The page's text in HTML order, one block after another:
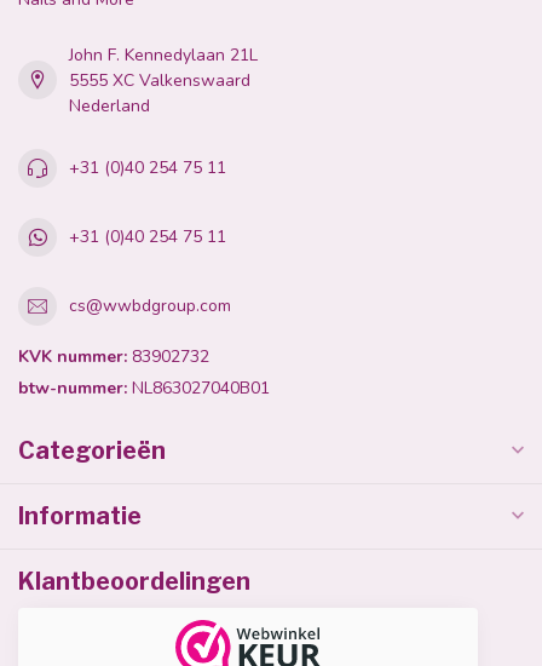
John F. Kennedylaan 21L
5555 XC Valkenswaard
Nederland
+31 (0)40 254 75 11
+31 (0)40 254 75 11
cs@wwbdgroup.com
KVK nummer: 83902732
btw-nummer: NL863027040B01
Categorieën
Informatie
Klantbeoordelingen